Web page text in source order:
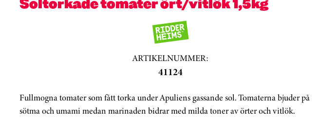
ARTIKELNUMMER:
41124
Fullmogna tomater som fått torka under Apuliens gassande sol. Tomaterna bjuder på
sötma och umami medan marinaden bidrar med milda toner av örter och vitlök.